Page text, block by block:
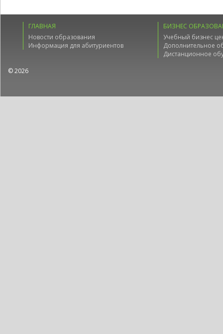
ГЛАВНАЯ
Новости образования
Информация для абитуриентов
БИЗНЕС
Учебный бизнес
Дополнительное
Дистанционное
© 2026